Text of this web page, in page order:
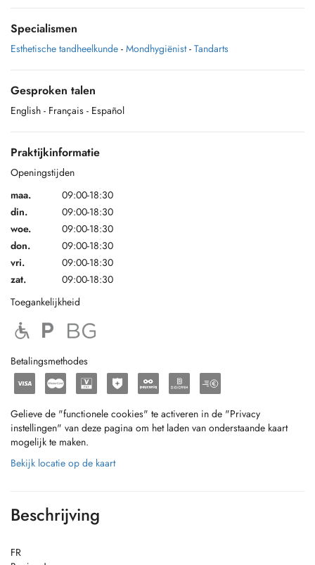
Specialismen
Esthetische tandheelkunde - Mondhygiënist - Tandarts
Gesproken talen
English - Français - Español
Praktijkinformatie
Openingstijden
maa.
09:00-18:30
din.
09:00-18:30
woe.
09:00-18:30
don.
09:00-18:30
vri.
09:00-18:30
zat.
09:00-18:30
Toegankelijkheid
Betalingsmethodes
Gelieve de "functionele cookies" te activeren in de "Privacy
instellingen" van deze pagina om het laden van onderstaande kaart
mogelijk te maken.
Bekijk locatie op de kaart
Beschrijving
FR